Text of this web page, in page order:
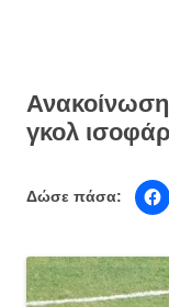
γκολ
Δώσε πάσα: